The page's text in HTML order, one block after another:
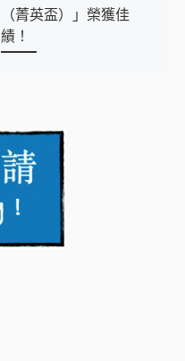
（菁英盃）」榮獲佳
績！